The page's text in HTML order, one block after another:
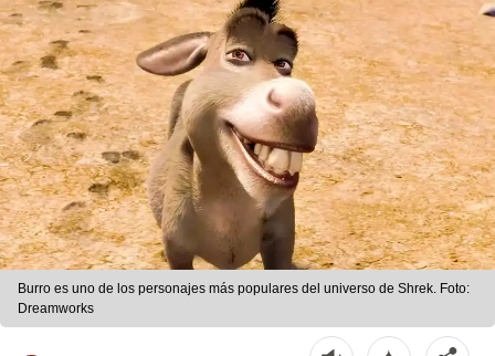
Burro es uno de los personajes más populares del universo de Shrek. Foto:
Dreamworks